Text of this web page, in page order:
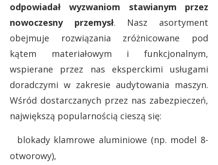
odpowiadał wyzwaniom stawianym przez
nowoczesny przemysł. Nasz asortyment
obejmuje rozwiązania zróżnicowane pod
kątem materiałowym i funkcjonalnym,
wspierane przez nas eksperckimi usługami
doradczymi w zakresie audytowania maszyn.
Wśród dostarczanych przez nas zabezpieczeń,
największą popularnością cieszą się:
blokady klamrowe aluminiowe (np. model 8-
otworowy),